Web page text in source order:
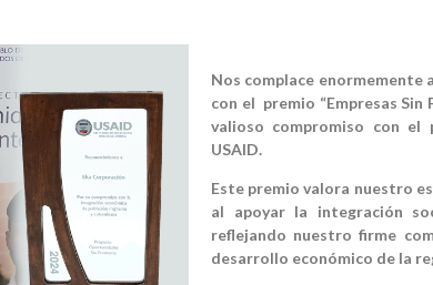
Nos complace enormemente
con el premio “Empresas
valioso compromiso con el
USAID.
Este premio valora nuestro
al apoyar la integración
reflejando nuestro firme
desarrollo económico de la